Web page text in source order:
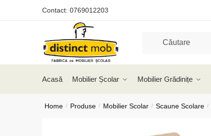
Contact: 0769012203
Acasă Mobilier Școlar Mobilier Grădinițe
Home / Produse / Mobilier Scolar / Scaune Scolare /